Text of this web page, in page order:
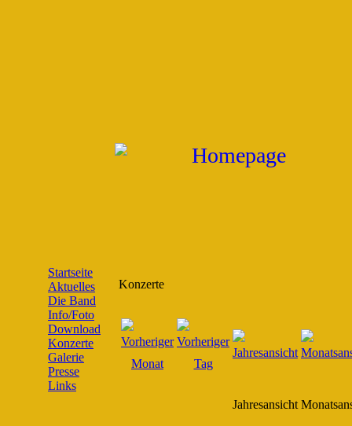
Startseite
Aktuelles
Die Band
Info/Foto
Download
Konzerte
Galerie
Presse
Links
Konzerte
Jahresansicht